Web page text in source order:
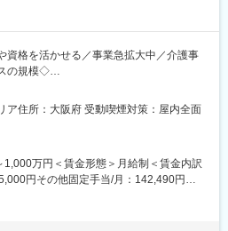
可能）
くことができます！ぜひチャレンジして
立させることで、新しい福祉サービスを
格を活かせる／事業急拡大中／介護事
の規模◇
囲：当社業務全般】
で介護事業・医療事業・障がい福祉事業
る当社にて、「エリアマネージャー」と
ア住所：大阪府 受動喫煙対策：屋内全面
1,000万円＜賃金形態＞月給制＜賃金内訳
円その他固定手当/月：142,490円固